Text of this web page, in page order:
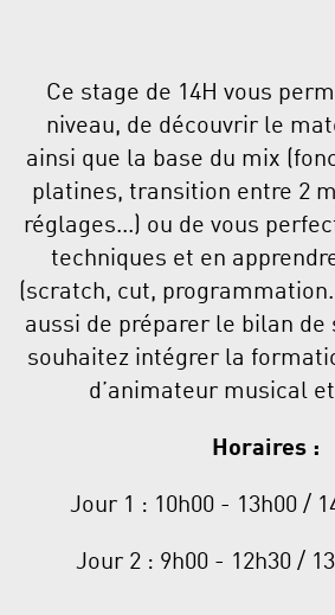
Ce stage de 14H vous
niveau, de découvrir le
ainsi que la base du mix
platines, transition entre 2
réglages...) ou de vous
techniques et en
(scratch, cut,
aussi de préparer le bilan de
souhaitez intégrer la
d’animateur musical
Horaires :
Jour 1 : 10h00 - 13h00 /
Jour 2 : 9h00 - 12h30 /